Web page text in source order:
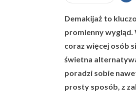
Demakijaż to
promienny
coraz więcej osób
świetna
poradzi sobie
prosty sposób, z